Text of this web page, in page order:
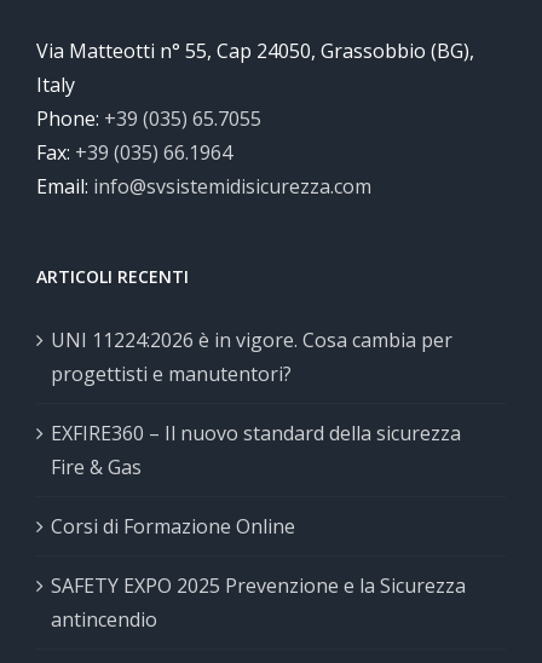
Via Matteotti n° 55, Cap 24050, Grassobbio (BG),
Italy
Phone: +39 (035) 65.7055
Fax: +39 (035) 66.1964
Email: info@svsistemidisicurezza.com
ARTICOLI RECENTI
UNI 11224:2026 è in vigore. Cosa cambia per
progettisti e manutentori?
EXFIRE360 – Il nuovo standard della sicurezza
Fire & Gas
Corsi di Formazione Online
SAFETY EXPO 2025 Prevenzione e la Sicurezza
antincendio